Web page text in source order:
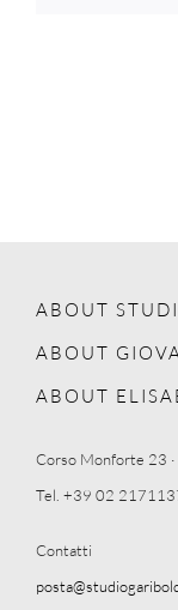
ABOUT
ABOUT
ABOUT
Corso Monforte 23
Tel. +39 02
Contatti